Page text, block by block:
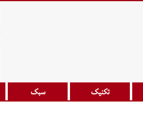
تکنیک سبک